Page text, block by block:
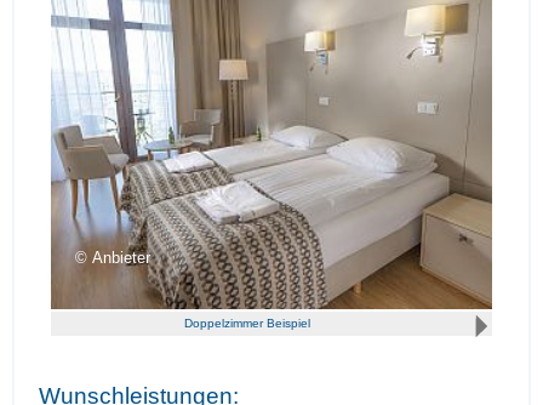
Anbieter
Doppelzimmer Beispiel
Wunschleistungen: